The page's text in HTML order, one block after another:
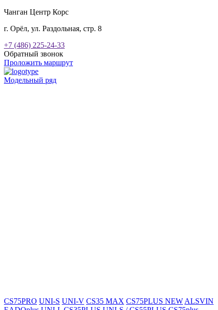
Чанган Центр Корс
г. Орёл, ул. Раздольная, стр. 8
+7 (486) 225-24-33
Обратный звонок
Проложить маршрут
Модельный ряд
CS75PRO UNI-S UNI-V CS35 MAX CS75PLUS NEW ALSVIN